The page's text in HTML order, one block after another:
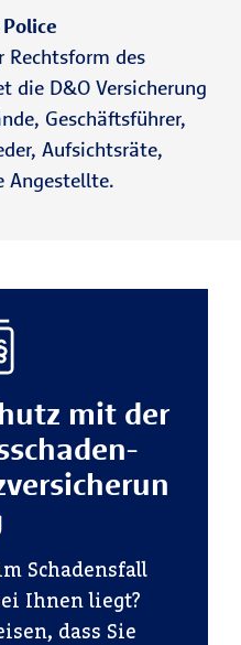
Rechtsform des
die D&O Versicherung
Geschäftsführer,
Aufsichtsräte,
Angestellte.
mit der
Schadensfall
Ihnen liegt?
dass Sie